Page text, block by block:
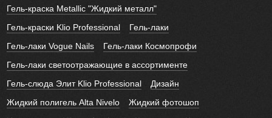
Гель-краска Metallic "Жидкий металл"
Гель-краски Klio Professional
Гель-лаки
Гель-лаки Vogue Nails
Гель-лаки Космопрофи
Гель-лаки светоотражающие в ассортименте
Гель-слюда Элит Klio Professional
Дизайн
Жидкий полигель Alta Nivelo
Жидкий фотошоп